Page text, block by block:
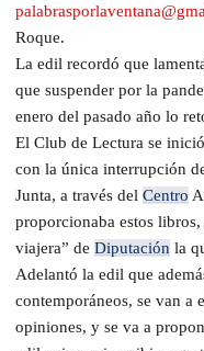
Roque.
La edil recordó que
que suspender por la
enero del pasado año lo
El Club de Lectura se
con la única interrupción
Junta, a través del Centro
proporcionaba estos
viajera” de Diputación la
Adelantó la edil que
contemporáneos, se van a
opiniones, y se va a